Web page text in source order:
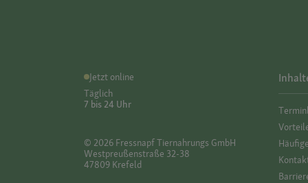
Jetzt online
Täglich
7 bis 24 Uhr
© 2026 Fressnapf Tiernahrungs GmbH
Westpreußenstraße 32-38
47809 Krefeld